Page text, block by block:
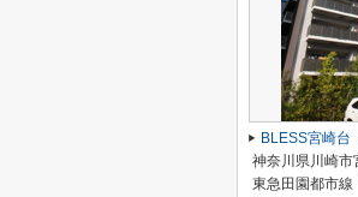
BLESS宮崎台
神奈川県川崎市
東急田園都市線